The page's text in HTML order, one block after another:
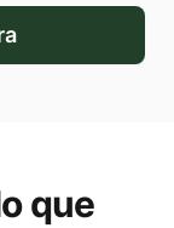
que